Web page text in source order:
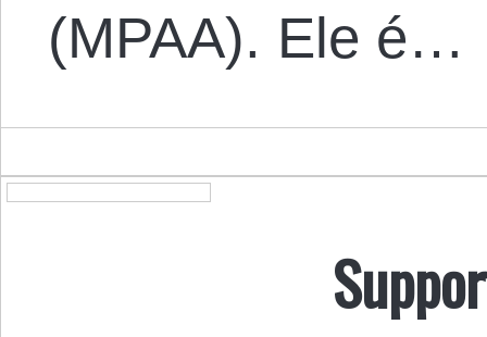
(MPAA). Ele é…